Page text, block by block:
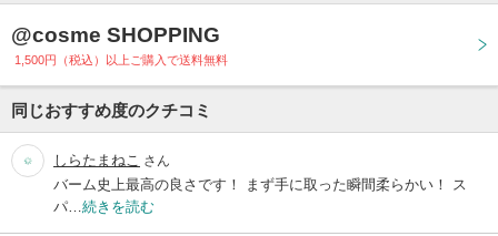
@cosme SHOPPING
1,500円（税込）以上ご購入で送料無料
同じおすすめ度のクチコミ
しらたまねこ さん
バーム史上最高の良さです！ まず手に取った瞬間柔らかい！ ス
パ… 続きを読む